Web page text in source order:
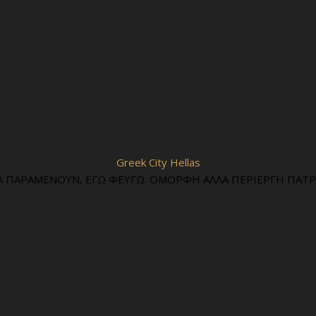
Greek City Hellas
ΠΑΡΑΜΕΝΟΥΝ, ΕΓΩ ΦΕΥΓΩ. ΟΜΟΡΦΗ ΑΛΛΑ ΠΕΡΙΕΡΓΗ